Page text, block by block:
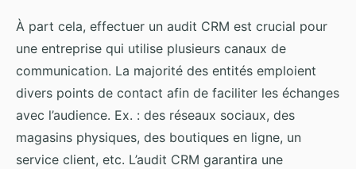
À part cela, effectuer un audit CRM est crucial pour
une entreprise qui utilise plusieurs canaux de
communication. La majorité des entités emploient
divers points de contact afin de faciliter les échanges
avec l’audience. Ex. : des réseaux sociaux, des
magasins physiques, des boutiques en ligne, un
service client, etc. L’audit CRM garantira une